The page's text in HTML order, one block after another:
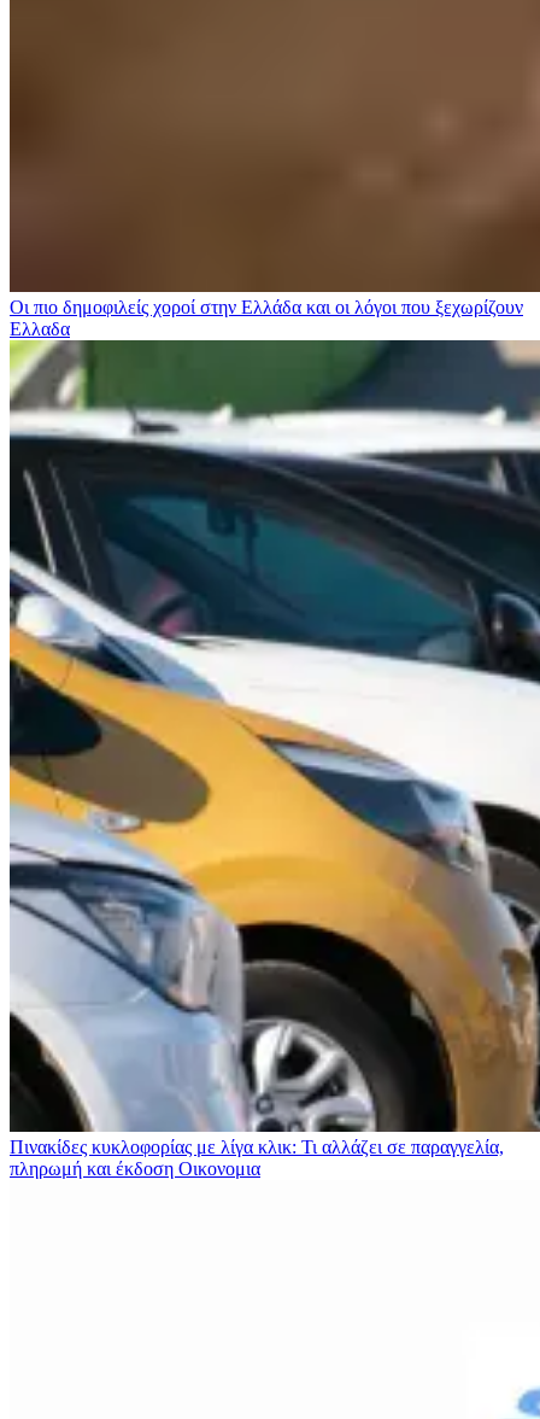
Οι πιο δημοφιλείς χοροί στην Ελλάδα και οι λόγοι που ξεχωρίζουν
Ελλαδα
Πινακίδες κυκλοφορίας με λίγα κλικ: Τι αλλάζει σε παραγγελία,
πληρωμή και έκδοση Οικονομια